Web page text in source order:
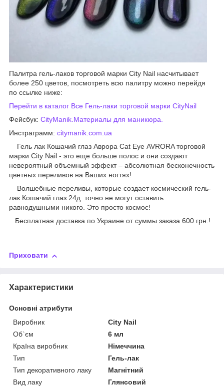
Палитра гель-лаков торговой марки City Nail насчитывает
более 250 цветов, посмотреть всю палитру можно перейдя
по ссылке ниже:
Перейти в каталог Все Гель-лаки торговой марки CityNail
Фейсбук: CityManik.Материалы для маникюра.
Инстраграмм: citymanik.com.ua
Гель лак Кошачий глаз Аврора Cat Eye AVRORA торговой
марки City Nail - это еще больше полос и они создают
невероятный объемный эффект – абсолютная бесконечность
цветных переливов на Ваших ногтях!
Волшебные переливы, которые создает космический гель-
лак Кошачий глаз 24д точно не могут оставить
равнодушными никого. Это просто космос!
Бесплатная доставка по Украине от суммы заказа 600 грн.!
Приховати
Характеристики
Основні атрибути
Виробник
City Nail
Об`єм
6 мл
Країна виробник
Німеччина
Тип
Гель-лак
Тип декоративного лаку
Магнітний
Вид лаку
Глянсовий